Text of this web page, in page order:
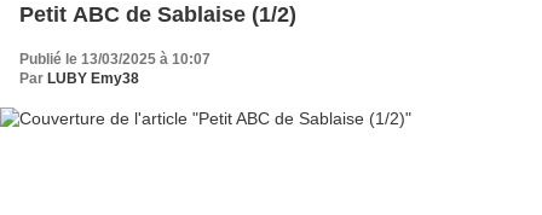
Petit ABC de Sablaise (1/2)
Publié le 13/03/2025 à 10:07
Par LUBY Emy38